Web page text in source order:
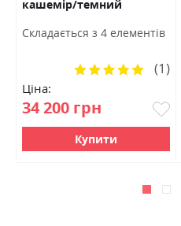
кашемір/темний
Cкладається з 4 елементів
Ціна:
34 200 грн
Рейтинг:
(1)
Купити